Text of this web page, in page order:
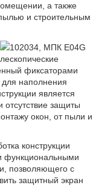
а также
и строительным
102034, МПК Е04G
фиксаторами
для наполнения
является
отсутствие защиты
окон, от пыли и
конструкции
функциональными
позволяющего с
защитный экран